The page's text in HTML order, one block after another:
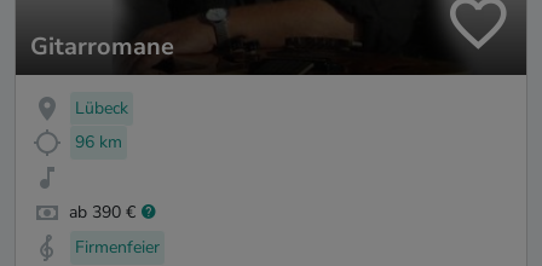
Gitarromane
Lübeck
96 km
ab 390 €
Firmenfeier